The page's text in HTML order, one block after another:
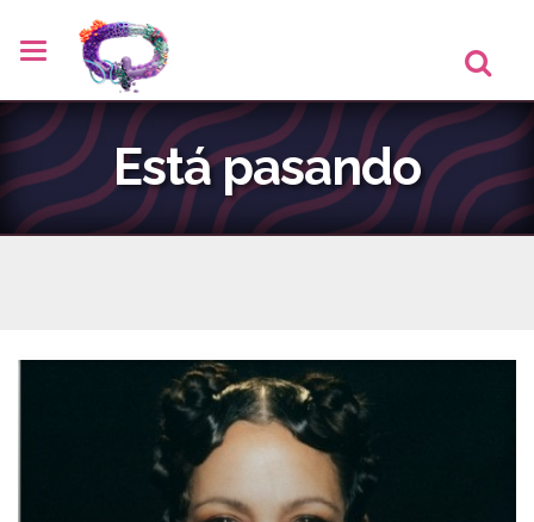
Está pasando